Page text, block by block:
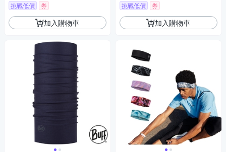
挑戰低價 券
加入購物車
挑戰低價
券
加入購物車